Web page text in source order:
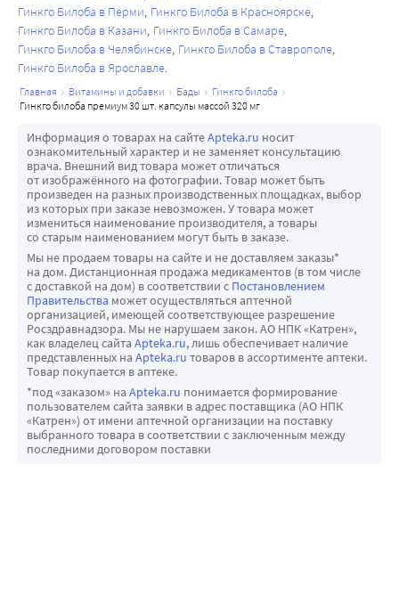
Гинкго Билоба в Перми Гинкго Билоба в Красноярске
Гинкго Билоба в Казани Гинкго Билоба в Самаре
Гинкго Билоба в Челябинске Гинкго Билоба в Ставрополе
Гинкго Билоба в Ярославле
главная витамины и добавки бады
гинкго билоба
гинкго билоба премиум 30 шт. капсулы массой 320 мг
Информация о товарах на сайтеApteka.ru носит
ознакомительный характер и не заменяет консультацию
врача. Внешний вид товара может отличаться
от изображённого на фотографии. Товар может быть
произведен на разных производственных площадках, выбор
из которых при заказе невозможен. У товара может
измениться наименование производителя, а товары
со старым наименованием могут быть в заказе.
Мы не продаем товары на сайте и не доставляем заказы*
на дом. Дистанционная продажа медикаментов (в том числе
с доставкой на дом) в соответствии с Постановлением
Правительства может осуществляться аптечной
организацией, имеющей соответствующее разрешение
Росздравнадзора. Мы не нарушаем закон. АО НПК «Катрен»,
как владелец сайта Apteka.ru, лишь обеспечивает наличие
представленных на Apteka.ru товаров в ассортименте аптеки.
Товар покупается в аптеке.
*под «заказом» на Apteka.ru понимается формирование
пользователем сайта заявки в адрес поставщика (АО НПК
«Катрен») от имени аптечной организации на поставку
выбранного товара в соответствии с заключенным между
последними договором поставки